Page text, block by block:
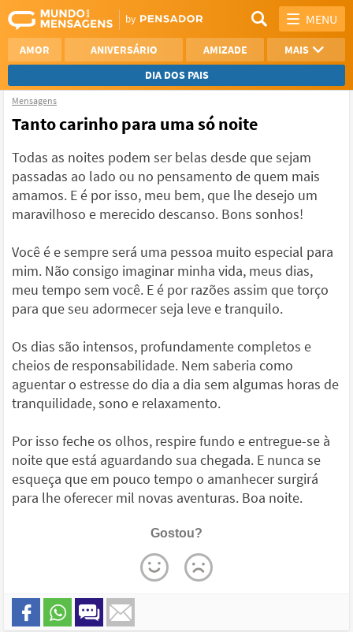
MENU
AMOR ANIVERSÁRIO AMIZADE
MAIS
DIA DOS PAIS
REFLEXÃO
AGRADECIMENTO
NAMORO
VER TODAS
Mensagens
Tanto carinho para uma só noite
Todas as noites podem ser belas desde que sejam
passadas ao lado ou no pensamento de quem mais
amamos. E é por isso, meu bem, que lhe desejo um
maravilhoso e merecido descanso. Bons sonhos!
Você é e sempre será uma pessoa muito especial para
mim. Não consigo imaginar minha vida, meus dias,
meu tempo sem você. E é por razões assim que torço
para que seu adormecer seja leve e tranquilo.
Os dias são intensos, profundamente completos e
cheios de responsabilidade. Nem saberia como
aguentar o estresse do dia a dia sem algumas horas de
tranquilidade, sono e relaxamento.
Por isso feche os olhos, respire fundo e entregue-se à
noite que está aguardando sua chegada. E nunca se
esqueça que em pouco tempo o amanhecer surgirá
para lhe oferecer mil novas aventuras. Boa noite.
Gostou?